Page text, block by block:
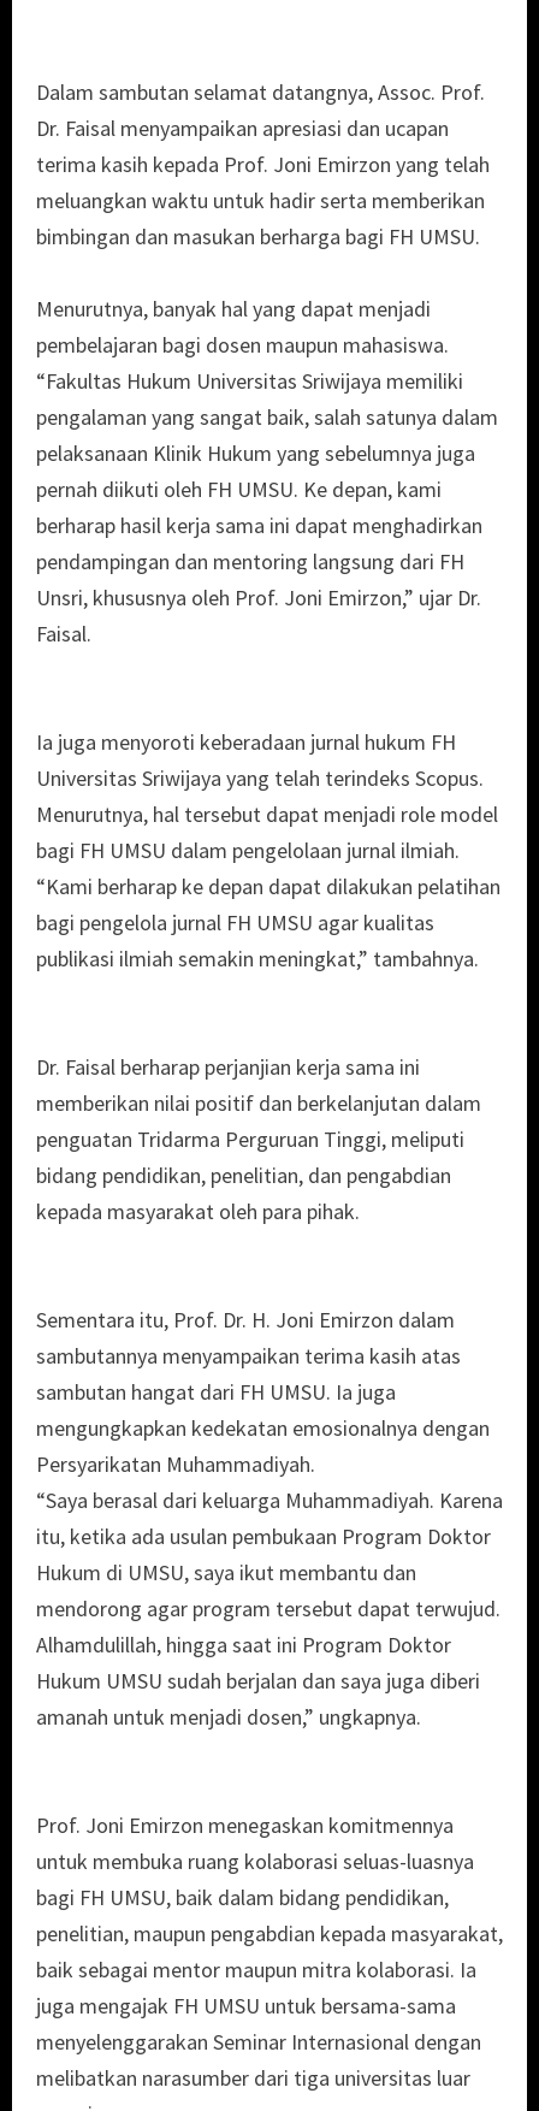
Dalam sambutan selamat datangnya, Assoc. Prof.
Dr. Faisal menyampaikan apresiasi dan ucapan
terima kasih kepada Prof. Joni Emirzon yang telah
meluangkan waktu untuk hadir serta memberikan
bimbingan dan masukan berharga bagi FH UMSU.
Menurutnya, banyak hal yang dapat menjadi
pembelajaran bagi dosen maupun mahasiswa.
“Fakultas Hukum Universitas Sriwijaya memiliki
pengalaman yang sangat baik, salah satunya dalam
pelaksanaan Klinik Hukum yang sebelumnya juga
pernah diikuti oleh FH UMSU. Ke depan, kami
berharap hasil kerja sama ini dapat menghadirkan
pendampingan dan mentoring langsung dari FH
Unsri, khususnya oleh Prof. Joni Emirzon,” ujar Dr.
Faisal.
Ia juga menyoroti keberadaan jurnal hukum FH
Universitas Sriwijaya yang telah terindeks Scopus.
Menurutnya, hal tersebut dapat menjadi role model
bagi FH UMSU dalam pengelolaan jurnal ilmiah.
“Kami berharap ke depan dapat dilakukan pelatihan
bagi pengelola jurnal FH UMSU agar kualitas
publikasi ilmiah semakin meningkat,” tambahnya.
Dr. Faisal berharap perjanjian kerja sama ini
memberikan nilai positif dan berkelanjutan dalam
penguatan Tridarma Perguruan Tinggi, meliputi
bidang pendidikan, penelitian, dan pengabdian
kepada masyarakat oleh para pihak.
Sementara itu, Prof. Dr. H. Joni Emirzon dalam
sambutannya menyampaikan terima kasih atas
sambutan hangat dari FH UMSU. Ia juga
mengungkapkan kedekatan emosionalnya dengan
Persyarikatan Muhammadiyah.
“Saya berasal dari keluarga Muhammadiyah. Karena
itu, ketika ada usulan pembukaan Program Doktor
Hukum di UMSU, saya ikut membantu dan
mendorong agar program tersebut dapat terwujud.
Alhamdulillah, hingga saat ini Program Doktor
Hukum UMSU sudah berjalan dan saya juga diberi
amanah untuk menjadi dosen,” ungkapnya.
Prof. Joni Emirzon menegaskan komitmennya
untuk membuka ruang kolaborasi seluas-luasnya
bagi FH UMSU, baik dalam bidang pendidikan,
penelitian, maupun pengabdian kepada masyarakat,
baik sebagai mentor maupun mitra kolaborasi. Ia
juga mengajak FH UMSU untuk bersama-sama
menyelenggarakan Seminar Internasional dengan
melibatkan narasumber dari tiga universitas luar